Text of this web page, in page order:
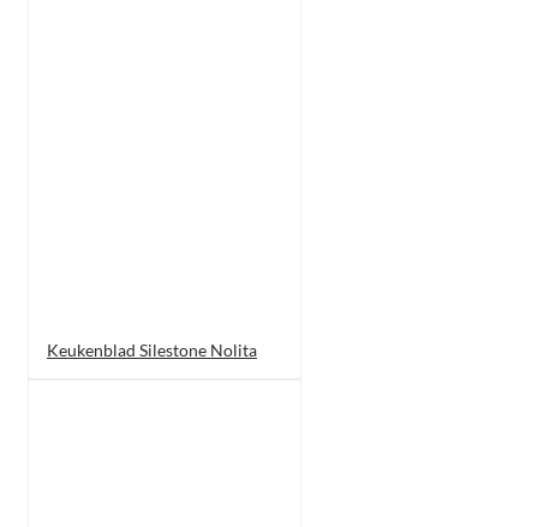
Keukenblad Silestone Nolita